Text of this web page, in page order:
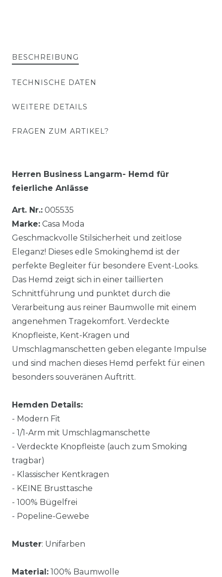
BESCHREIBUNG
TECHNISCHE DATEN
WEITERE DETAILS
FRAGEN ZUM ARTIKEL?
Herren Business Langarm- Hemd für
feierliche Anlässe
Art. Nr.: 005535
Marke: Casa Moda
Geschmackvolle Stilsicherheit und zeitlose
Eleganz! Dieses edle Smokinghemd ist der
perfekte Begleiter für besondere Event-Looks.
Das Hemd zeigt sich in einer taillierten
Schnittführung und punktet durch die
Verarbeitung aus reiner Baumwolle mit einem
angenehmen Tragekomfort. Verdeckte
Knopfleiste, Kent-Kragen und
Umschlagmanschetten geben elegante Impulse
und sind machen dieses Hemd perfekt für einen
besonders souveränen Auftritt.
Hemden Details:
- Modern Fit
- 1/1-Arm mit Umschlagmanschette
- Verdeckte Knopfleiste (auch zum Smoking
tragbar)
- Klassischer Kentkragen
- KEINE Brusttasche
- 100% Bügelfrei
- Popeline-Gewebe
Muster: Unifarben
Material: 100% Baumwolle